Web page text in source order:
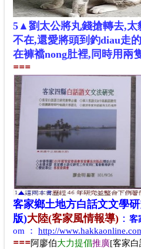
5▲劉太公將丸錢搶轉去,太
不在,還愛將頭到釣diau走
在褲襠nong肚裡,同時用兩
===
客家鄉土地方白話文文學
版)大陸(客家風情報導) ： 客
om
： http://
===阿廖伯大力提倡推廣[客家白